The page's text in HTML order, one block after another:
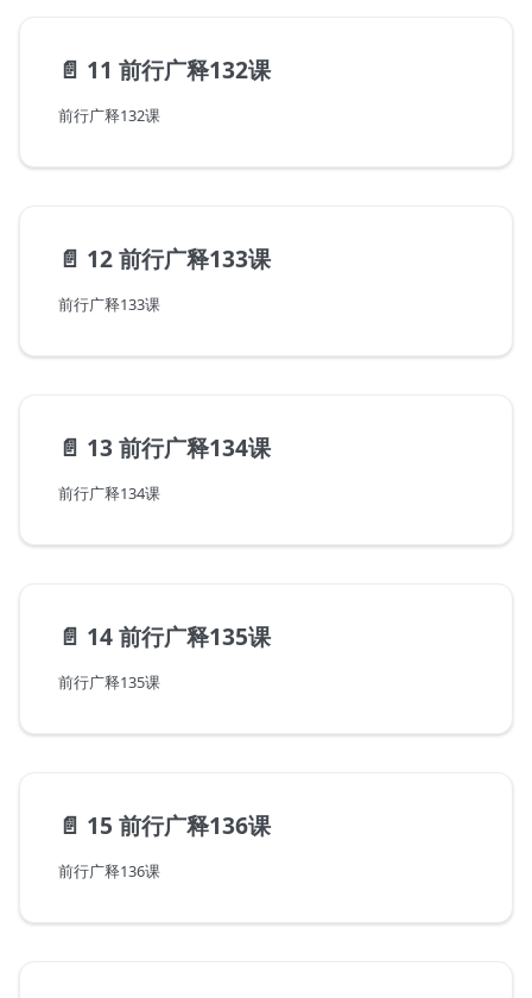
📄️ 11 前行广释132课
前行广释132课
📄️ 12 前行广释133课
前行广释133课
📄️ 13 前行广释134课
前行广释134课
📄️ 14 前行广释135课
前行广释135课
📄️ 15 前行广释136课
前行广释136课